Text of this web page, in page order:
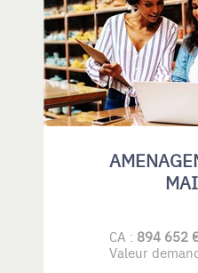
CA : 894 652
Valeur